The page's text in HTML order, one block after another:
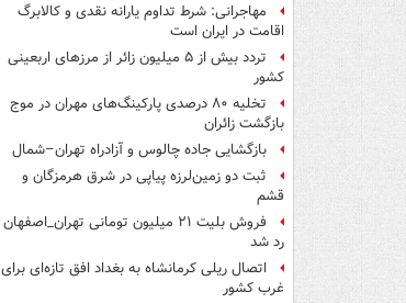
مهاجرانی: شرط تداوم یارانه نقدی و کالابرگ
اقامت در ایران است
تردد بیش از ۵ میلیون زائر از مرزهای اربعینی
کشور
تخلیه ۸۰ درصدی پارکینگ‌های مهران در موج
بازگشت زائران
بازگشایی جاده چالوس و آزادراه تهران–شمال
ثبت دو زمین‌لرزه پیاپی در شرق هرمزگان و
قشم
فروش بلیت ۲۱ میلیون تومانی تهران_اصفهان
رد شد
اتصال ریلی کرمانشاه به بغداد افق تازه‌ای برای
غرب کشور